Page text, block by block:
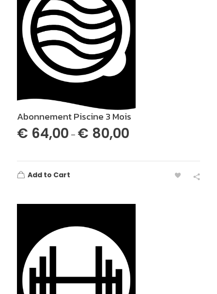
Abonnement Piscine 3 Mois
€ 64,00 – € 80,00
Add to Cart